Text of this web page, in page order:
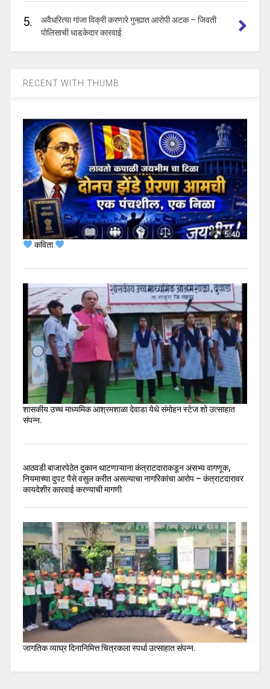
5.
अवैधरित्या गांजा विक्री करणारे गुन्ह्यात आरोपी अटक – जिवती
पोलिसाची धाडकेदार कारवाई.
RECENT WITH THUMB
कविता
शासकीय उच्च माध्यमिक आश्रमशाळा देवाडा येथे संमोहन स्टेज शो उत्साहात
संपन्न.
आठवडी बाजारपेठेत दुकान थाटणाऱ्याना कंत्राटदाराकडून असभ्य वागणूक,
नियमाच्या दुपट पैसे वसुल करीत असल्याचा नागरिकांचा आरोप – कंत्राटदारावर
कायदेशीर कारवाई करण्याची मागणी
जागतिक व्याघ्र दिनानिमित्त चित्रकला स्पर्धा उत्साहात संपन्न.